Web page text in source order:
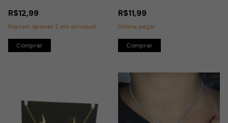
R$12,99
Restam apenas 2 em estoque!
R$11,99
Última peça!